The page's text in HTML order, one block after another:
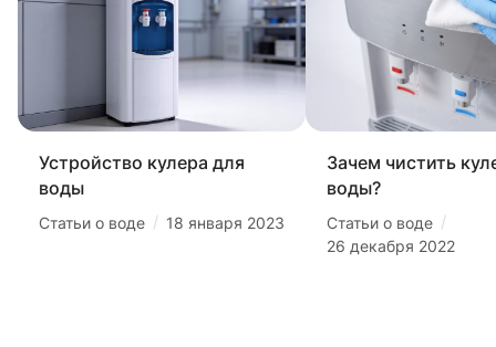
Устройство кулера для
воды
Статьи о воде / 18 января 2023
Зачем чистить
воды?
Статьи о воде /
26 декабря 2022